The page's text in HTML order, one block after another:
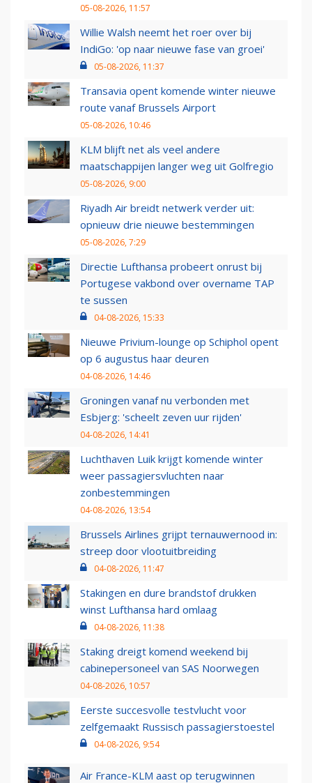
05-08-2026, 11:57
Willie Walsh neemt het roer over bij
IndiGo: 'op naar nieuwe fase van groei'
05-08-2026, 11:37
Transavia opent komende winter nieuwe
route vanaf Brussels Airport
05-08-2026, 10:46
KLM blijft net als veel andere
maatschappijen langer weg uit Golfregio
05-08-2026, 9:00
Riyadh Air breidt netwerk verder uit:
opnieuw drie nieuwe bestemmingen
05-08-2026, 7:29
Directie Lufthansa probeert onrust bij
Portugese vakbond over overname TAP
te sussen
04-08-2026, 15:33
Nieuwe Privium-lounge op Schiphol opent
op 6 augustus haar deuren
04-08-2026, 14:46
Groningen vanaf nu verbonden met
Esbjerg: 'scheelt zeven uur rijden'
04-08-2026, 14:41
Luchthaven Luik krijgt komende winter
weer passagiersvluchten naar
zonbestemmingen
04-08-2026, 13:54
Brussels Airlines grijpt ternauwernood in:
streep door vlootuitbreiding
04-08-2026, 11:47
Stakingen en dure brandstof drukken
winst Lufthansa hard omlaag
04-08-2026, 11:38
Staking dreigt komend weekend bij
cabinepersoneel van SAS Noorwegen
04-08-2026, 10:57
Eerste succesvolle testvlucht voor
zelfgemaakt Russisch passagierstoestel
04-08-2026, 9:54
Air France-KLM aast op terugwinnen